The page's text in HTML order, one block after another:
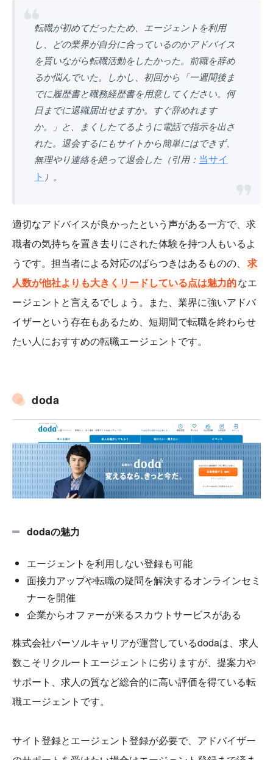
転職が初めてだったため、エージェントを利用
し、どの業界が自分に合っているのかアドバイス
を貰いながら転職活動をしたかった。前職を辞め
るか悩んでいた。しかし、初回から「一週間後ま
でに履歴書と職務経歴書を用意してください。何
日までに退職届出せますか。すぐ辞めれます
か。」と、まくしたてるように電話で指示を出さ
れた。退会するにもサイトから簡単にはできず、
無理やり連絡を絶って退会した（引用： 当サイ
ト ）。
適切なアドバイスが良かったという声がある一方で、求
職者の気持ちを置き去りにされた体験を持つ人もいるよ
うです。担当者による対応のばらつきはあるものの、 求
人数が他社よりも大きくリードしている点は魅力的なエ
ージェントと言えるでしょう。また、業界に強いアドバ
イザーという存在もあるため、短期間で転職を終わらせ
たい人におすすめの転職エージェントです。
doda
dodaの魅力
エージェントを利用しない登録も可能
面接力アップや転職の疑問を解決するオンラインセミ
ナーを開催
企業からオファーが来るスカウトサービスがある
株式会社パーソルキャリアが運営しているdodaは、求人
数こそリクルートエージェントに劣りますが、提案力や
サポート、求人の質など総合的に高い評価を得ている転
職エージェントです。
サイト登録とエージェント登録が必要で、アドバイザー